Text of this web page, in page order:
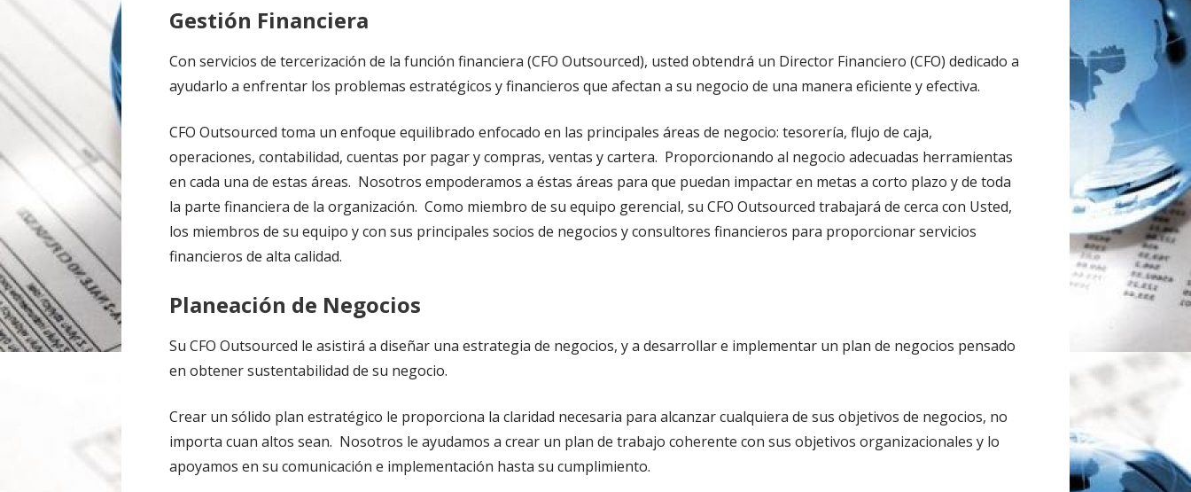
Gestión Financiera
Con servicios de tercerización de la función financiera (CFO Outsourced), usted obtendrá un Director Financiero (CFO) dedicado a
ayudarlo a enfrentar los problemas estratégicos y financieros que afectan a su negocio de una manera eficiente y efectiva.
CFO Outsourced toma un enfoque equilibrado enfocado en las principales áreas de negocio: tesorería, flujo de caja,
operaciones, contabilidad, cuentas por pagar y compras, ventas y cartera. Proporcionando al negocio adecuadas herramientas
en cada una de estas áreas. Nosotros empoderamos a éstas áreas para que puedan impactar en metas a corto plazo y de toda
la parte financiera de la organización. Como miembro de su equipo gerencial, su CFO Outsourced trabajará de cerca con Usted,
los miembros de su equipo y con sus principales socios de negocios y consultores financieros para proporcionar servicios
financieros de alta calidad.
Planeación de Negocios
Su CFO Outsourced le asistirá a diseñar una estrategia de negocios, y a desarrollar e implementar un plan de negocios pensado
en obtener sustentabilidad de su negocio.
Crear un sólido plan estratégico le proporciona la claridad necesaria para alcanzar cualquiera de sus objetivos de negocios, no
importa cuan altos sean. Nosotros le ayudamos a crear un plan de trabajo coherente con sus objetivos organizacionales y lo
apoyamos en su comunicación e implementación hasta su cumplimiento.